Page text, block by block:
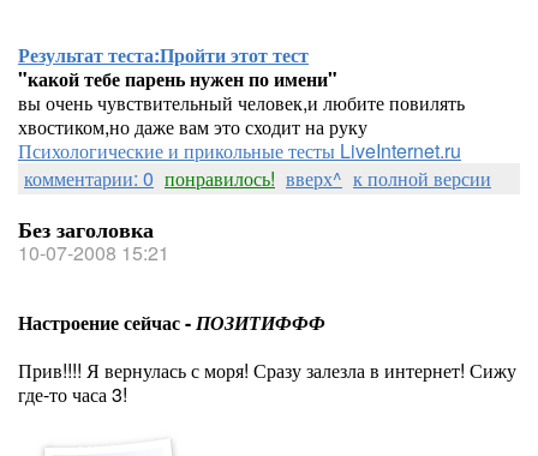
Результат теста:Пройти этот тест
"какой тебе парень нужен по имени"
вы очень чувствительный человек,и любите повилять
хвостиком,но даже вам это сходит на руку
Психологические и прикольные тесты LiveInternet.ru
комментарии: 0 понравилось! вверх^ к полной версии
Без заголовка
10-07-2008 15:21
Настроение сейчас -ПОЗИТИФФФ
Прив!!!! Я вернулась с моря! Сразу залезла в интернет! Сижу
где-то часа 3!